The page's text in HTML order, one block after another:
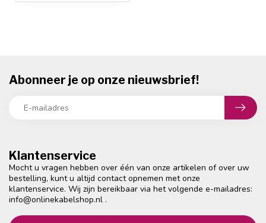
Klantenservice
Mocht u vragen hebben over één van onze artikelen of over uw
bestelling, kunt u altijd contact opnemen met onze
klantenservice. Wij zijn bereikbaar via het volgende e-mailadres:
info@onlinekabelshop.nl .
Abonneer je op onze nieuwsbrief!